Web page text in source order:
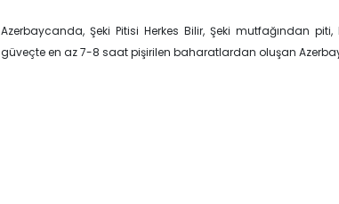
Azerbaycanda, Şeki Pitisi Herkes Bilir, Şeki mutfağından
güveçte en az 7-8 saat pişirilen baharatlardan oluşan